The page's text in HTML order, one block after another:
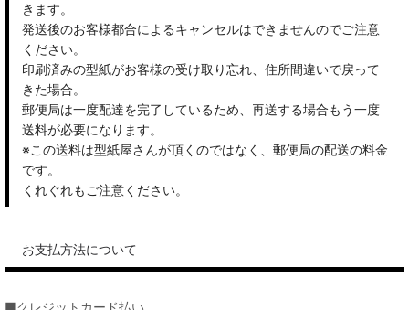
きます。
発送後のお客様都合によるキャンセルはできませんのでご注意
ください。
印刷済みの型紙がお客様の受け取り忘れ、住所間違いで戻って
きた場合。
郵便局は一度配達を完了しているため、再送する場合もう一度
送料が必要になります。
※この送料は型紙屋さんが頂くのではなく、郵便局の配送の料金
です。
くれぐれもご注意ください。
お支払方法について